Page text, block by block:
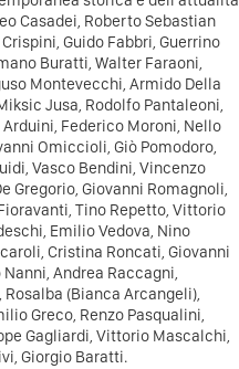
Casadei, Roberto Sebastian
Guido Fabbri, Guerrino
Buratti, Walter Faraoni,
Montevecchi, Armido Della
Jusa, Rodolfo Pantaleoni,
Federico Moroni, Nello
Omiccioli, Giò Pomodoro,
Vasco Bendini, Vincenzo
Gregorio, Giovanni Romagnoli,
Tino Repetto, Vittorio
Emilio Vedova, Nino
Cristina Roncati, Giovanni
Andrea Raccagni,
(Bianca Arcangeli),
Greco, Renzo Pasqualini,
Gagliardi, Vittorio Mascalchi,
Giorgio Baratti.